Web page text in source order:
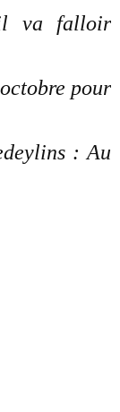
il va falloir
pour
: Au